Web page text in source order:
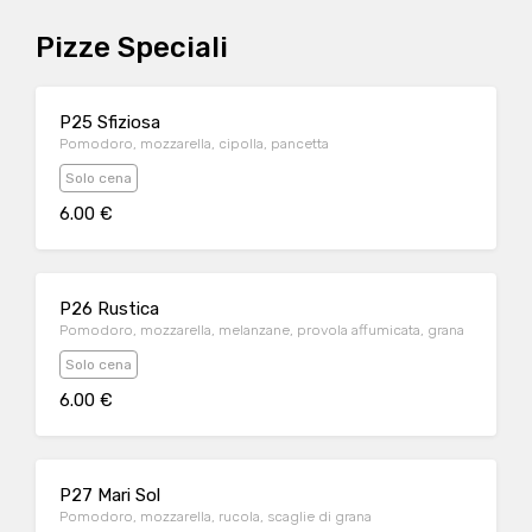
Pizze Speciali
P25 Sfiziosa
Pomodoro, mozzarella, cipolla, pancetta
Solo cena
6.00 €
P26 Rustica
Pomodoro, mozzarella, melanzane, provola affumicata, grana
Solo cena
6.00 €
P27 Mari Sol
Pomodoro, mozzarella, rucola, scaglie di grana